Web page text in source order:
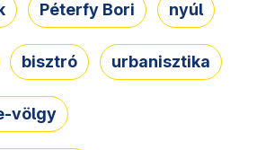
Péterfy Bori nyúl
bisztró urbanisztika
völgy